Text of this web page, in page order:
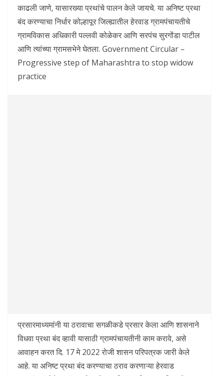
काढली जाणे, यासारख्या प्रथांचे पालन केले जायचे. या अनिष्ट प्रथा
बंद करण्याचा निर्धार कोल्हापूर जिल्ह्यातील हेरवाड ग्रामपंचायतीचे
ग्रामविकास अधिकारी पल्लवी कोळेकर आणि सरपंच सुरगोंडा पाटील
आणि त्यांच्या ग्रामसभेने घेतला. Government Circular –
Progressive step of Maharashtra to stop widow
practice
प्रसारमाध्यमांनी या ठरावाचा सगळीकडे प्रसार केला आणि शासनाने
विधवा प्रथा बंद व्हावी यासाठी ग्रामपंचायतीनी काम करावे, असे
आवाहन करत दि. 17 मे 2022 रोजी शासन परिपत्रक जारी केले
आहे. या अनिष्ट प्रथा बंद करण्याचा ठराव करणाऱ्या हेरवाड